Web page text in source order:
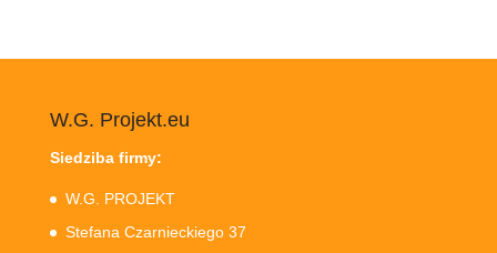
W.G. Projekt.eu
Siedziba firmy:
W.G. PROJEKT
Stefana Czarnieckiego 37